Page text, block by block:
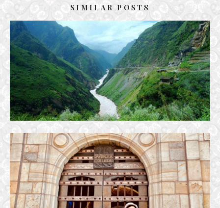
SIMILAR POSTS
SÔNG CHIA, BIỂN HẸN, TRĂNG THỀ … RỪNG XƯA GIÓ HÁT, ĐI VỀ CÓ
NHAU.
14 December, 2022
TRƯỜNG ĐẠI HỌC YALE
18 September, 2023